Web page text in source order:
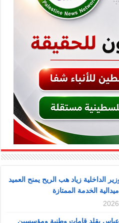
الداخلية زياد هب الريح يمنح العميد
الخدمة الممتازة
يقلد قامات وطنية ومؤسسين